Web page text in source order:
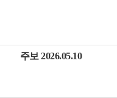
주보 2026.05.10